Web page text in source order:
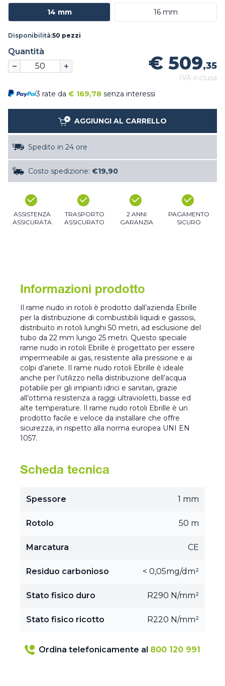
14 mm 16 mm
Disponibilità:50 pezzi
Quantità
€ 509,35
IVA inclusa
3 rate da € 169,78 senza interessi
AGGIUNGI AL CARRELLO
Spedito in 24 ore
Costo spedizione: €19,90
ASSISTENZA
ASSICURATA
TRASPORTO
ASSICURATO
2 ANNI
GARANZIA
PAGAMENTO
SICURO
Informazioni prodotto
Il rame nudo in rotoli è prodotto dall’azienda Ebrille
per la distribuzione di combustibili liquidi e gassosi,
distribuito in rotoli lunghi 50 metri, ad esclusione del
tubo da 22 mm lungo 25 metri. Questo speciale
rame nudo in rotoli Ebrille è progettato per essere
impermeabile ai gas, resistente alla pressione e ai
colpi d’ariete. Il rame nudo rotoli Ebrille è ideale
anche per l’utilizzo nella distribuzione dell’acqua
potabile per gli impianti idrici e sanitari, grazie
all’ottima resistenza a raggi ultravioletti, basse ed
alte temperature. Il rame nudo rotoli Ebrille è un
prodotto facile e veloce da installare che offre
sicurezza, in rispetto alla norma europea UNI EN
1057.
Scheda tecnica
Spessore 1 mm
Rotolo 50 m
Marcatura CE
Residuo carbonioso < 0,05mg/dm²
Stato fisico duro R290 N/mm²
Stato fisico ricotto R220 N/mm²
Ordina telefonicamente al 800 120 991